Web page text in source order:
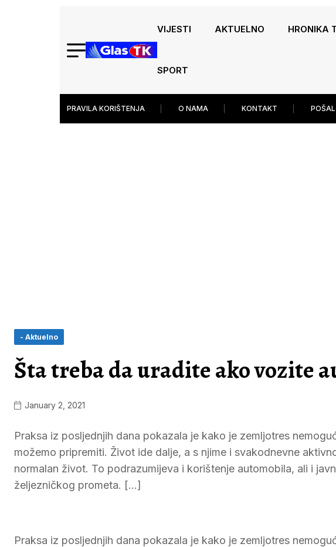
VIJESTI AKTUELNO HRONIKA
SPORT
PRAVILA KORIŠTENJA O NAMA KONTAKT
- Aktuelno
Šta treba da uradite ako vozite
January 2, 2021
Praksa iz posljednjih dana pokazala je kako je zemljotres
možemo pripremiti. Život ide dalje, a s njime i svakodnevne
normalan život. To podrazumijeva i korištenje automobila, ali i
željezničkog prometa. […]
Praksa iz posljednjih dana pokazala je kako je zemljotres